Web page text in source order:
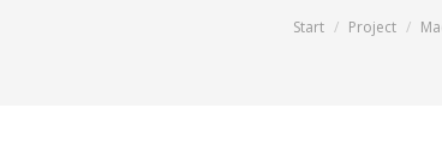
Sie befinden sich
Start Project